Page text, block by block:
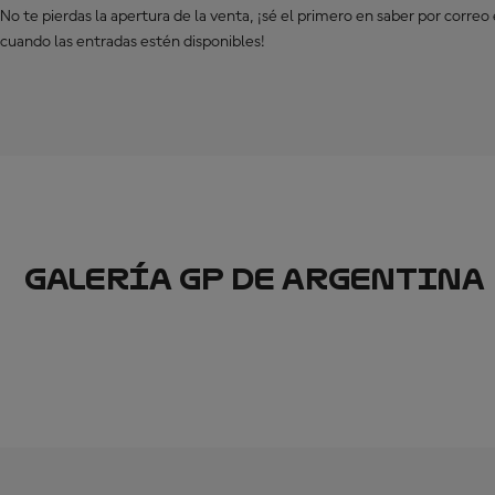
No te pierdas la apertura de la venta, ¡sé el primero en saber por
cuando las entradas estén disponibles!
GALERÍA GP DE ARGENTINA